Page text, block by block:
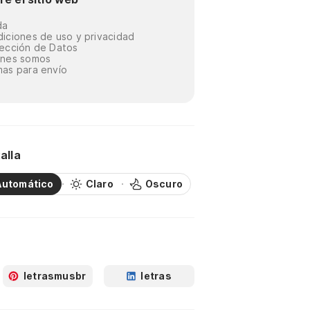
de uso y privacidad
de Datos
somos
para envío
Claro Oscuro
letrasmusbr letras